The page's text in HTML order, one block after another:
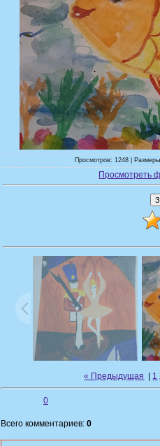
Просмотров: 1248 |
Просмотреть
« Предыдущая 1
0
Всего комментариев: 0